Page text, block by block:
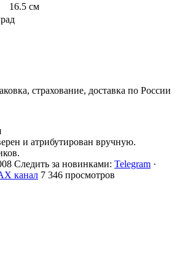
16.5 см
страхование, доставка по России
и атрибутирован вручную.
Следить за новинками: Telegram ·
канал 7 346 просмотров